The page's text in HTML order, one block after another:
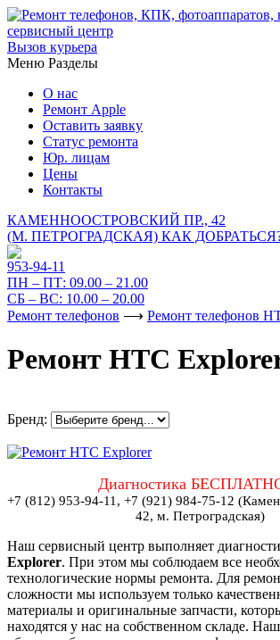
Вызов курьера
Меню Разделы
О нас
Ремонт Apple
Оставить заявку
Статус ремонта
Юр. лицам
Цены
Контакты
КАМЕННООСТРОВСКИЙ ПР., 42
(М. ПЕТРОГРАДСКАЯ) КАК
953-94-11
ПН – ПТ: 09.00 – 21.00
СБ – ВС: 10.00 – 20.00
Ремонт телефонов ⟶ Ремонт телефонов
Ремонт HTC
Бренд:
Диагностика
+7 (812) 953-94-11, +7 (921) 984-75-12
42, м. Петроградская)
Наш сервисный центр выполняет
Explorer. При этом мы соблюдаем все
технологические нормы ремонта. Для
сложности мы используем только
материалы и оригинальные запчасти,
находятся у нас на собственном складе.